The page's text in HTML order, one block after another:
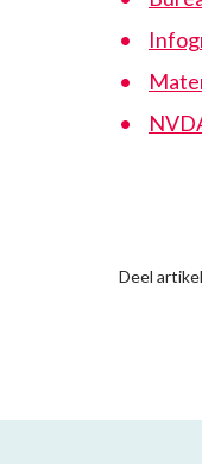
Deel